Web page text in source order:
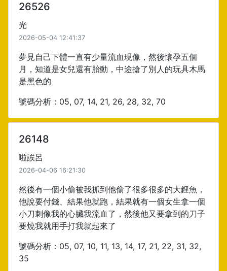
26526
光
2026-05-04 12:41:37
夢見自己下體一直有少量流血現像，然後懷孕五個
月，知道是女兒還有胎動，中途搶了別人的玩具木馬
是黑色的
號碼分析：05, 07, 14, 21, 26, 28, 32, 70
26148
啦誒呂
2026-04-06 16:21:30
然後有一個小偷被我抓到他偷了很多很多的大鋰魚，
他說要付錢、結果他就跑，結果就有一個女生拿一個
小刀刺像我的心臟我流血了，然後他又要拿到的刀子
要燒我就用手打我就起來了
號碼分析：05, 07, 10, 11, 13, 14, 17, 21, 22, 31, 32,
35